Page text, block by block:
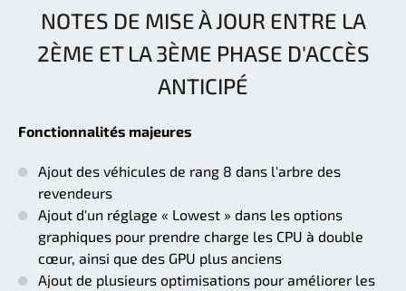
NOTES DE MISE À JOUR ENTRE LA
2ÈME ET LA 3ÈME PHASE D'ACCÈS
ANTICIPÉ
Fonctionnalités majeures
Ajout des véhicules de rang 8 dans l'arbre des
revendeurs
Ajout d'un réglage « Lowest » dans les options
graphiques pour prendre charge les CPU à double
cœur, ainsi que des GPU plus anciens
Ajout de plusieurs optimisations pour améliorer les